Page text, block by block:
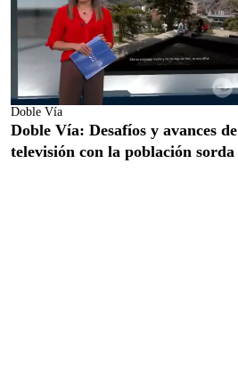
Doble Vía
Doble Vía: Desafíos y avances
televisión con la población sorda